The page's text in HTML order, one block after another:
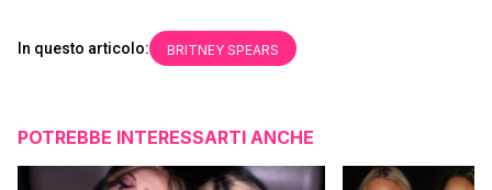
In questo articolo: BRITNEY SPEARS
POTREBBE INTERESSARTI ANCHE